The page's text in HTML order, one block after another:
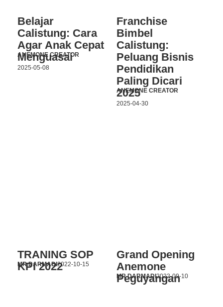
Belajar
Calistung: Cara
Agar Anak Cepat
Menguasai
ANEMONE CREATOR
2025-05-08
Franchise
Bimbel
Calistung:
Peluang Bisnis
Pendidikan
Paling Dicari
2025
ANEMONE CREATOR
2025-04-30
TRANING SOP
KPI 2022
MR DARMADI2022-10-15
Grand Opening
Anemone
Peguyangan
MR DARMADI2022-09-10